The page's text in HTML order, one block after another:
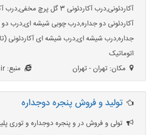
آکاردئونی,درب آکاردئونی 3 گل
آکاردئونی دو جداره,درب چوبی شیشه ای,درب
جداره,درب شیشه ای,درب شیشه ای آکاردئونی
اتوماتیک
مکان: تهران - تهران
منبع: DarbSazha.ir
تولید و فروش پنجره دوجداره
تولی و فروش در و پنجره دوجداره و توری